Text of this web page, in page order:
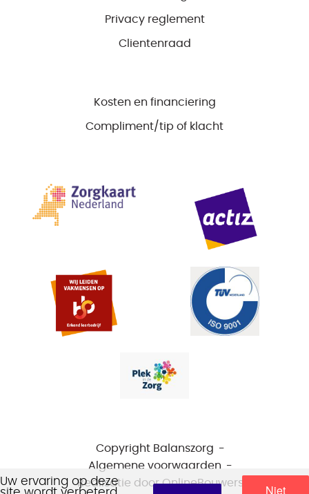
Privacy reglement
Clientenraad
Kosten en financiering
Compliment/tip of klacht
Copyright Balanszorg
Algemene voorwaarden
Realisatie doorOnlineBouwers
Uw ervaring op deze
Niet